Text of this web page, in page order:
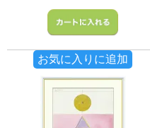
お気に入りに追加